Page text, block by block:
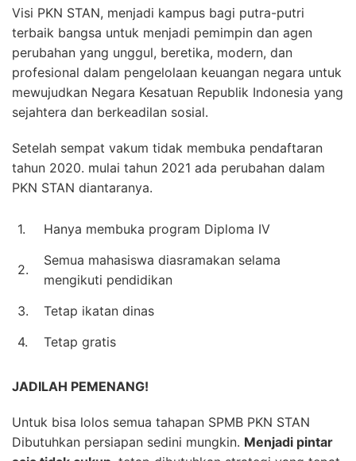
Visi PKN STAN, menjadi kampus bagi putra-putri
terbaik bangsa untuk menjadi pemimpin dan agen
perubahan yang unggul, beretika, modern, dan
profesional dalam pengelolaan keuangan negara untuk
mewujudkan Negara Kesatuan Republik Indonesia yang
sejahtera dan berkeadilan sosial.
Setelah sempat vakum tidak membuka pendaftaran
tahun 2020. mulai tahun 2021 ada perubahan dalam
PKN STAN diantaranya.
1. Hanya membuka program Diploma IV
2.
Semua mahasiswa diasramakan selama
mengikuti pendidikan
3.
Tetap ikatan dinas
4.
Tetap gratis
JADILAH PEMENANG!
Untuk bisa lolos semua tahapan SPMB PKN STAN
Dibutuhkan persiapan sedini mungkin. Menjadi pintar